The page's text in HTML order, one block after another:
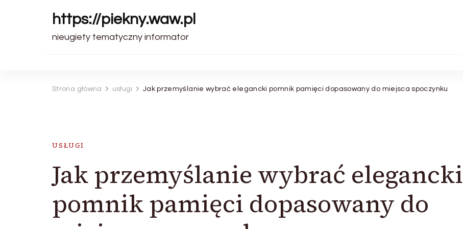
https://piekny.waw.pl
nieugiety tematyczny informator
Strona główna usługi Jak przemyślanie wybrać elegancki pomnik pamięci dopasowany do miejsca spoczynku
USŁUGI
Jak przemyślanie wybrać elegancki
pomnik pamięci dopasowany do